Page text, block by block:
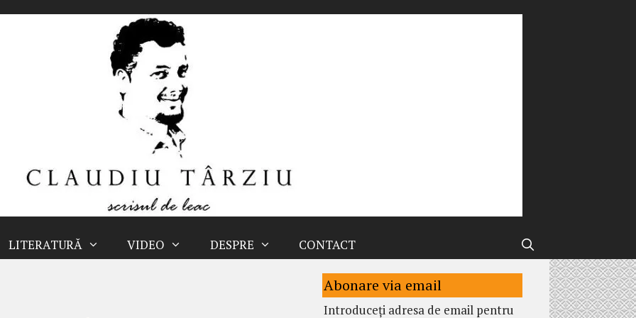
LITERATURĂ VIDEO DESPRE CONTACT
Abonare via email
Introduceți adresa de email pentru